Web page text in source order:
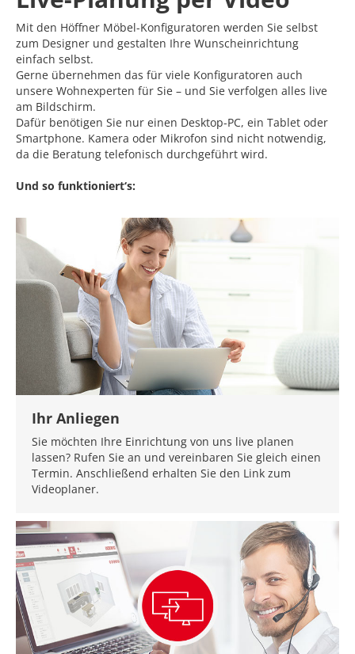
Mit den Höffner Möbel-Konfiguratoren werden Sie selbst
zum Designer und gestalten Ihre Wunscheinrichtung
einfach selbst.
Gerne übernehmen das für viele Konfiguratoren auch
unsere Wohnexperten für Sie – und Sie verfolgen alles live
am Bildschirm.
Dafür benötigen Sie nur einen Desktop-PC, ein Tablet oder
Smartphone. Kamera oder Mikrofon sind nicht notwendig,
da die Beratung telefonisch durchgeführt wird.
Und so funktioniert‘s:
Ihr Anliegen
Sie möchten Ihre Einrichtung von uns live planen
lassen? Rufen Sie an und vereinbaren Sie gleich einen
Termin. Anschließend erhalten Sie den Link zum
Videoplaner.